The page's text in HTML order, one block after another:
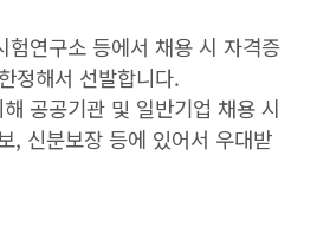
험연구소 등에서 채용 시 자격증
정해서 선발합니다.
공공기관 및 일반기업 채용 시
, 신분보장 등에 있어서 우대받